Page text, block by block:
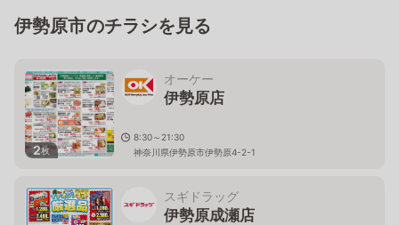
伊勢原市のチラシを見る
2枚
オーケー
伊勢原店
8:30～21:30
神奈川県伊勢原市伊勢原4-2-1
スギドラッグ
伊勢原成瀬店